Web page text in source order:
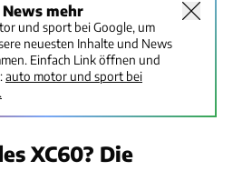
mehr
und sport bei Google, um
neuesten Inhalte und News
Einfach Link öffnen und
auto motor und sport bei
XC60? Die